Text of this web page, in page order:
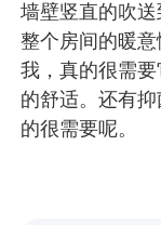
墙壁竖直的吹
整个房间的暖
我，真的很需
的舒适。还有
的很需要呢。